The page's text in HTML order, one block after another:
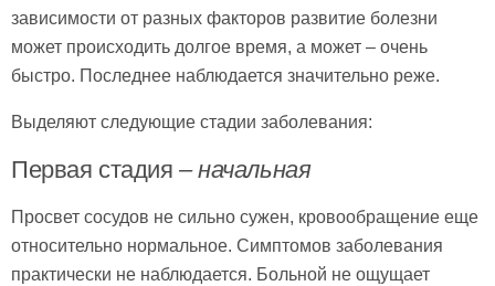
зависимости от разных факторов развитие болезни
может происходить долгое время, а может – очень
быстро. Последнее наблюдается значительно реже.
Выделяют следующие стадии заболевания:
Первая стадия – начальная
Просвет сосудов не сильно сужен, кровообращение еще
относительно нормальное. Симптомов заболевания
практически не наблюдается. Больной не ощущает